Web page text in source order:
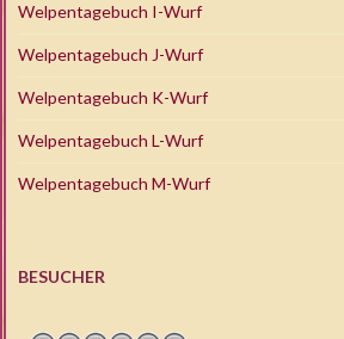
Welpentagebuch I-Wurf
Welpentagebuch J-Wurf
Welpentagebuch K-Wurf
Welpentagebuch L-Wurf
Welpentagebuch M-Wurf
BESUCHER